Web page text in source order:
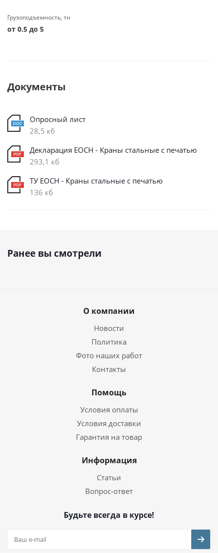
Грузоподъемность, тн
от 0.5 до 5
Документы
Опросный лист
28,5 кб
Декларация ЕОСН - Краны стальные с печатью
293,1 кб
ТУ ЕОСН - Краны стальные с печатью
136 кб
Ранее вы смотрели
О компании
Новости
Политика
Фото наших работ
Контакты
Помощь
Условия оплаты
Условия доставки
Гарантия на товар
Информация
Статьи
Вопрос-ответ
Будьте всегда в курсе!